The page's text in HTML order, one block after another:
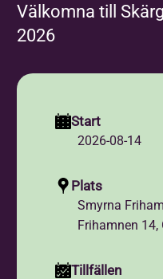
Välkomna till
2026
Start
2026-08-14
Plats
Smyrna
Frihamnen 14,
Tillfällen